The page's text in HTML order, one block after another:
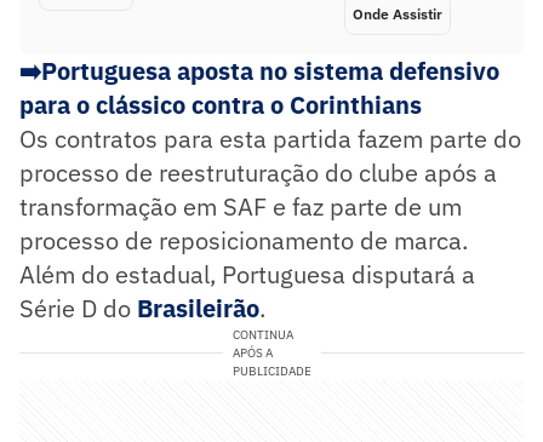
Onde Assistir
➡️Portuguesa aposta no sistema defensivo
para o clássico contra o Corinthians
Os contratos para esta partida fazem parte do
processo de reestruturação do clube após a
transformação em SAF e faz parte de um
processo de reposicionamento de marca.
Além do estadual, Portuguesa disputará a
Série D do Brasileirão.
CONTINUA
APÓS A
PUBLICIDADE